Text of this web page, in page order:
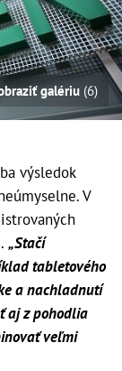
galériu (6)
výsledok
V
„Stačí
tabletového
a nachladnutí
aj z pohodlia
veľmi